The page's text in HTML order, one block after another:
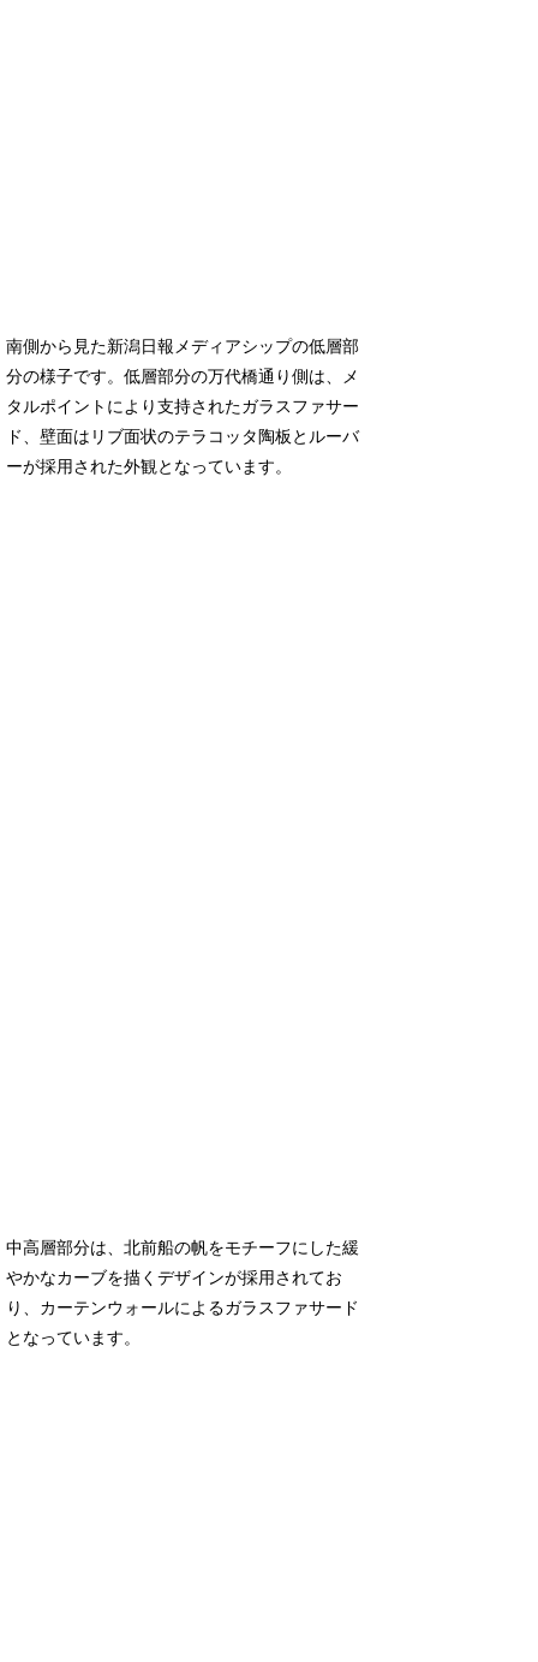
南側から見た新潟日報メディアシップの低層部
分の様子です。低層部分の万代橋通り側は、メ
タルポイントにより支持されたガラスファサー
ド、壁面はリブ面状のテラコッタ陶板とルーバ
ーが採用された外観となっています。
中高層部分は、北前船の帆をモチーフにした緩
やかなカーブを描くデザインが採用されてお
り、カーテンウォールによるガラスファサード
となっています。